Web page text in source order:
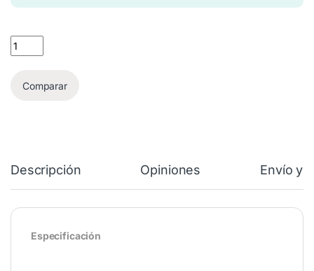
Z-Cube Mirror Carbón quantity
Comparar
Descripción Opiniones Envío y
Especificación